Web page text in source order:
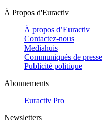
À Propos d'Euractiv
À propos d’Euractiv
Contactez-nous
Mediahuis
Communiqués de presse
Publicité politique
Abonnements
Euractiv Pro
Newsletters